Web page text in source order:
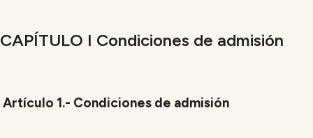
CAPÍTULO I Condiciones de admisión
Artículo 1.- Condiciones de admisión